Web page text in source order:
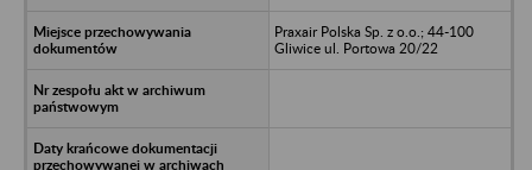
Praxair Polska Sp. z o.o.; 44-100
Gliwice ul. Portowa 20/22